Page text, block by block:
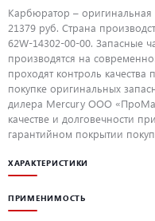
Карбюратор – оригинальная
21379 руб. Страна
62W-14302-00-00. Запасные
производятся на
проходят контроль
покупке оригинальных
дилера Mercury ООО
качестве и долговечности
гарантийном покрытии
ХАРАКТЕРИСТИКИ
ПРИМЕНИМОСТЬ